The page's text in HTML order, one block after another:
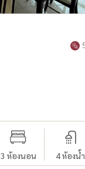
3 ห้องนอน 4 ห้องน้ำ